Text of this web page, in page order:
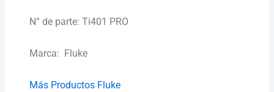
N° de parte: Ti401 PRO
Marca: Fluke
Más Productos Fluke